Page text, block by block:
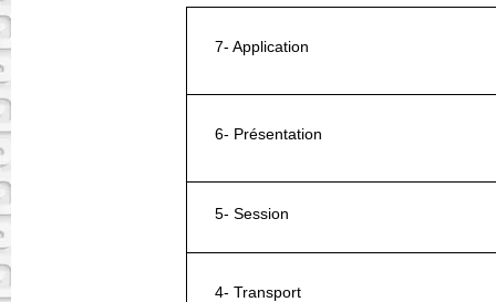
7- Application
6- Présentation
5- Session
4- Transport